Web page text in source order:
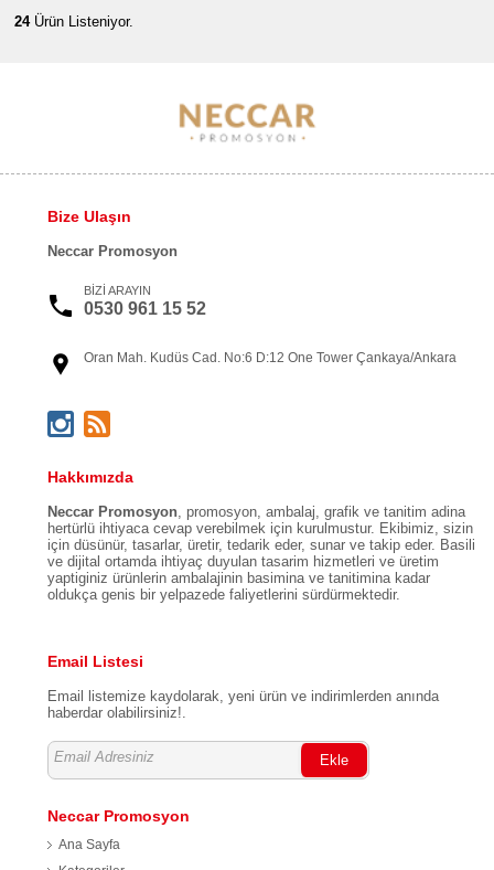
24Ürün Listeniyor.
Bize Ulaşın
Neccar Promosyon
BİZİ ARAYIN
0530 961 15 52
Oran Mah. Kudüs Cad. No:6 D:12 One Tower Çankaya/Ankara
Hakkımızda
Neccar Promosyon, promosyon, ambalaj, grafik ve tanitim adina
hertürlü ihtiyaca cevap verebilmek için kurulmustur. Ekibimiz, sizin
için düsünür, tasarlar, üretir, tedarik eder, sunar ve takip eder. Basili
ve dijital ortamda ihtiyaç duyulan tasarim hizmetleri ve üretim
yaptiginiz ürünlerin ambalajinin basimina ve tanitimina kadar
oldukça genis bir yelpazede faliyetlerini sürdürmektedir.
Email Listesi
Email listemize kaydolarak, yeni ürün ve indirimlerden anında
haberdar olabilirsiniz!.
Ekle
Neccar Promosyon
Ana Sayfa